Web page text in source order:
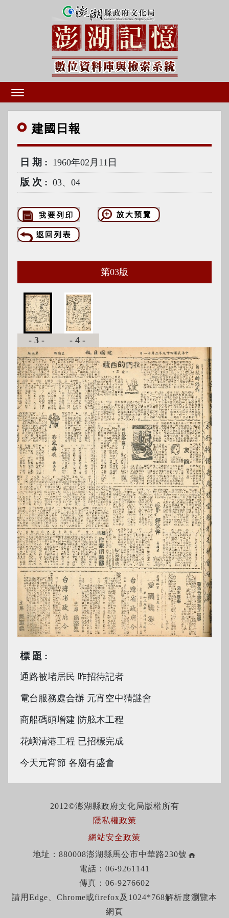
建國 日報
日期 1960年02月11日
版次 03、04
第03版
-3- -4-
標題
通路被堵居民 昨招待記者
電台服務處合辦 元宵空中猜謎會
商船碼頭增建 防舷木工程
花嶼清港工程 已招標完成
今天元宵節 各廟有盛會
2012©澎湖縣政府文化局版權所有
隱私權政策
網站安全政策
地址：880008澎湖縣馬公市中華路230號
電話：06-9261141
傳真：06-9276602
請用Edge、Chrome或firefox及1024*768解析度瀏覽本
網頁